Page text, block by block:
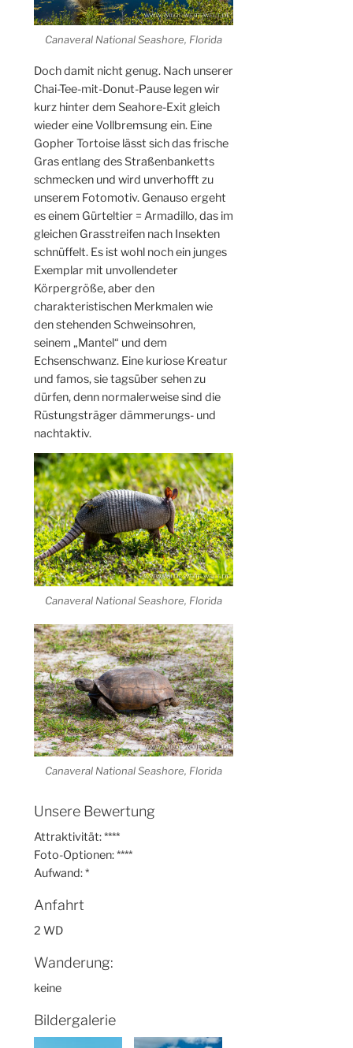
Canaveral National Seashore, Florida
Doch damit nicht genug. Nach unserer
Chai-Tee-mit-Donut-Pause legen wir
kurz hinter dem Seahore-Exit gleich
wieder eine Vollbremsung ein. Eine
Gopher Tortoise lässt sich das frische
Gras entlang des Straßenbanketts
schmecken und wird unverhofft zu
unserem Fotomotiv. Genauso ergeht
es einem Gürteltier = Armadillo, das im
gleichen Grasstreifen nach Insekten
schnüffelt. Es ist wohl noch ein junges
Exemplar mit unvollendeter
Körpergröße, aber den
charakteristischen Merkmalen wie
den stehenden Schweinsohren,
seinem „Mantel“ und dem
Echsenschwanz. Eine kuriose Kreatur
und famos, sie tagsüber sehen zu
dürfen, denn normalerweise sind die
Rüstungsträger dämmerungs- und
nachtaktiv.
Canaveral National Seashore, Florida
Canaveral National Seashore, Florida
Unsere Bewertung
Attraktivität: ****
Foto-Optionen: ****
Aufwand: *
Anfahrt
2 WD
Wanderung:
keine
Bildergalerie